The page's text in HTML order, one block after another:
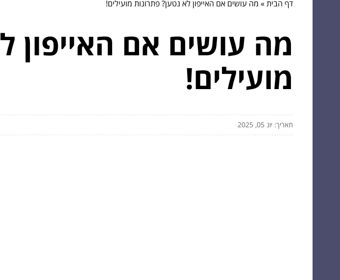
דף הבית» מה עושים אם האייפון לא נטען? פתרונות מועילים!
מה עושים אם האייפון
מועילים!
תאריך: יונ 05, 2025